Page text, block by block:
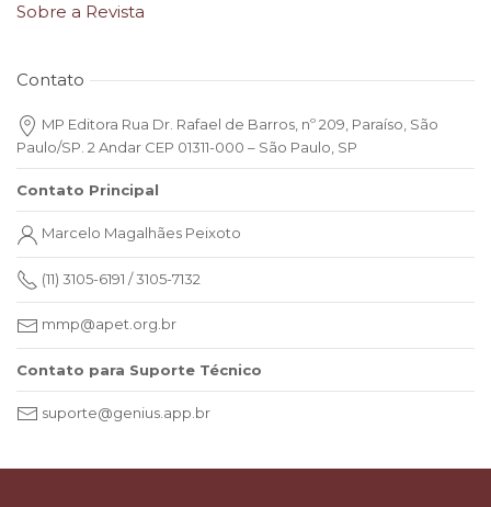
Sobre a Revista
Contato
MP Editora Rua Dr. Rafael de Barros, nº 209, Paraíso, São
Paulo/SP. 2 Andar CEP 01311-000 – São Paulo, SP
Contato Principal
Marcelo Magalhães Peixoto
(11) 3105-6191 / 3105-7132
mmp@apet.org.br
Contato para Suporte Técnico
suporte@genius.app.br